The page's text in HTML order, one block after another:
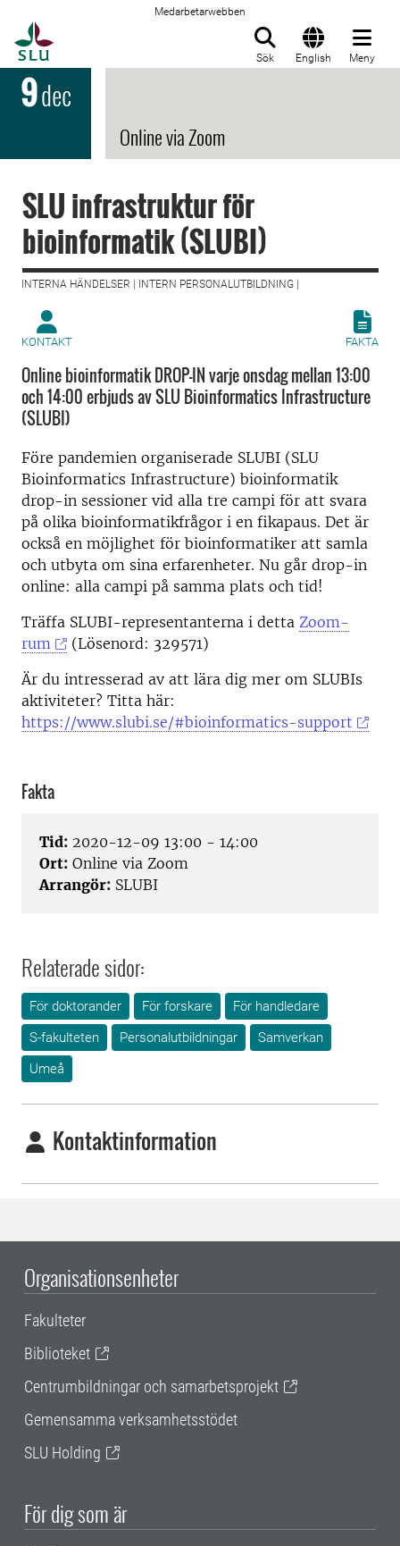
Medarbetarwebben
Sök English Meny
9dec
Online via Zoom
SLU infrastruktur för
bioinformatik (SLUBI)
INTERNA HÄNDELSER | INTERN PERSONALUTBILDNING |
KONTAKT FAKTA
Online bioinformatik DROP-IN varje onsdag mellan 13:00
och 14:00 erbjuds av SLU Bioinformatics Infrastructure
(SLUBI)
Före pandemien organiserade SLUBI (SLU
Bioinformatics Infrastructure) bioinformatik
drop-in sessioner vid alla tre campi för att svara
på olika bioinformatikfrågor i en fikapaus. Det är
också en möjlighet för bioinformatiker att samla
och utbyta om sina erfarenheter. Nu går drop-in
online: alla campi på samma plats och tid!
Träffa SLUBI-representanterna i detta Zoom-
rum
(Lösenord: 329571)
Är du intresserad av att lära dig mer om SLUBIs
aktiviteter? Titta här:
https://www.slubi.se/#bioinformatics-support
Fakta
Tid: 2020-12-09 13:00 - 14:00
Ort: Online via Zoom
Arrangör: SLUBI
Relaterade sidor:
För doktorander För forskare
För handledare
S-fakulteten
Personalutbildningar
Samverkan
Umeå
Kontaktinformation
Organisationsenheter
Fakulteter
Biblioteket
Centrumbildningar och samarbetsprojekt
Gemensamma verksamhetsstödet
SLU Holding
För dig som är